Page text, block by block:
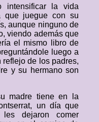
intensificar la vida
que juegue con su
aunque ninguno de
viendo además que
el mismo libro de
luego a
de los padres,
y su hermano son
madre tiene en la
un día que
les dejaron comer